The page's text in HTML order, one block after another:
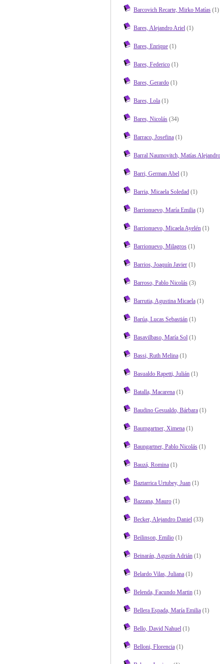
Barcovich Recarte, Mirko Matías(1)
Bares, Alejandro Ariel(1)
Bares, Enrique(1)
Bares, Federico(1)
Bares, Gerardo(1)
Bares, Lola(1)
Bares, Nicolás(34)
Barraco, Josefina(1)
Barral Naumovitch, Matías Alejandro
Barri, German Abel(1)
Barria, Micaela Soledad(1)
Barrionuevo, María Emilia(1)
Barrionuevo, Micaela Ayelén(1)
Barrionuevo, Milagros(1)
Barrios, Joaquín Javier(1)
Barroso, Pablo Nicolás(3)
Barrutia, Agustina Micaela(1)
Barúa, Lucas Sebastián(1)
Basavilbaso, María Sol(1)
Bassi, Ruth Melina(1)
Basualdo Rapetti, Julián(1)
Batalla, Macarena(1)
Baudino Gesualdo, Bárbara(1)
Baumgartner, Ximena(1)
Baungartner, Pablo Nicolás(1)
Bauzá, Romina(1)
Baztarrica Urtubey, Juan(1)
Bazzana, Mauro(1)
Becker, Alejandro Daniel(33)
Beilinson, Emilio(1)
Beinarán, Agustín Adrián(1)
Belardo Vilas, Juliana(1)
Belenda, Facundo Martin(1)
Bellera Espada, María Emilia(1)
Bello, David Nahuel(1)
Belloni, Florencia(1)